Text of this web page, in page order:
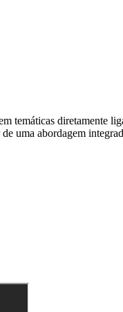
temáticas diretamente
uma abordagem